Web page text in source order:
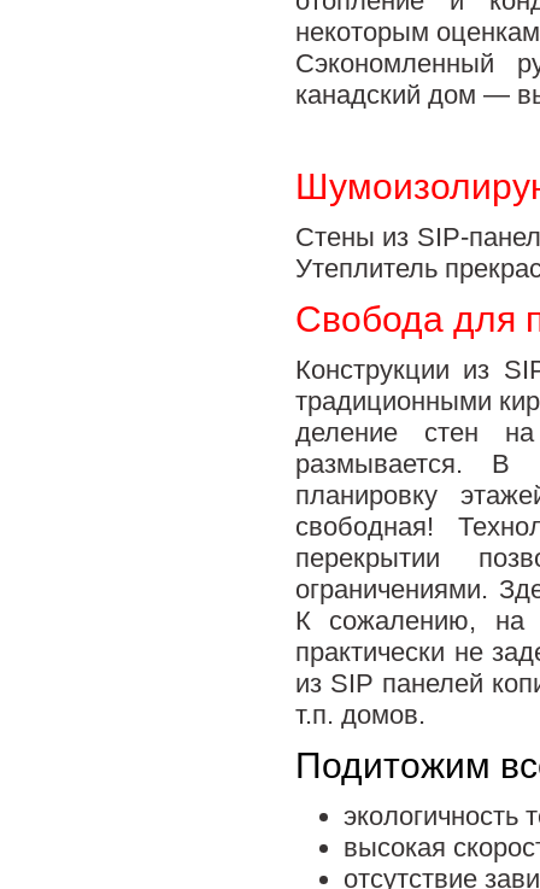
некоторым
Сэкономленный
канадский дом —
Стены из SIP-
Утеплитель
Свобода для
Конструкции из
традиционными
деление стен
размывается. В
планировку
свободная!
перекрытии
ограничениями.
К сожалению, на
практически не
из SIP панелей
т.п. домов.
Подитожим
экологичность
высокая
отсутствие